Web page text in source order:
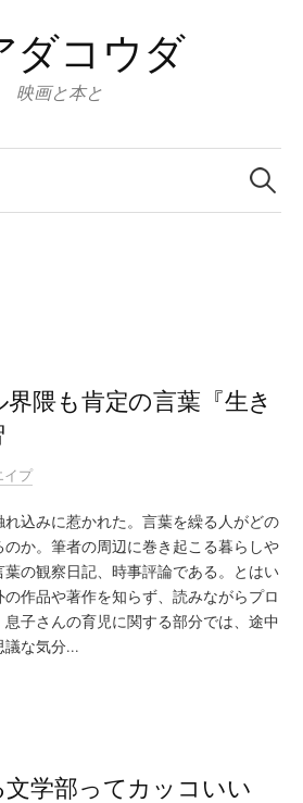
ダコウダ
映画と本と
Search
for:
隈も肯定の言葉『生き
イプ
れ込みに惹かれた。言葉を繰る人がどの
か。筆者の周辺に巻き起こる暮らしや
の観察日記、時事評論である。とはい
作品や著作を知らず、読みながらプロ
子さんの育児に関する部分では、途中
議な気分...
学部ってカッコいい